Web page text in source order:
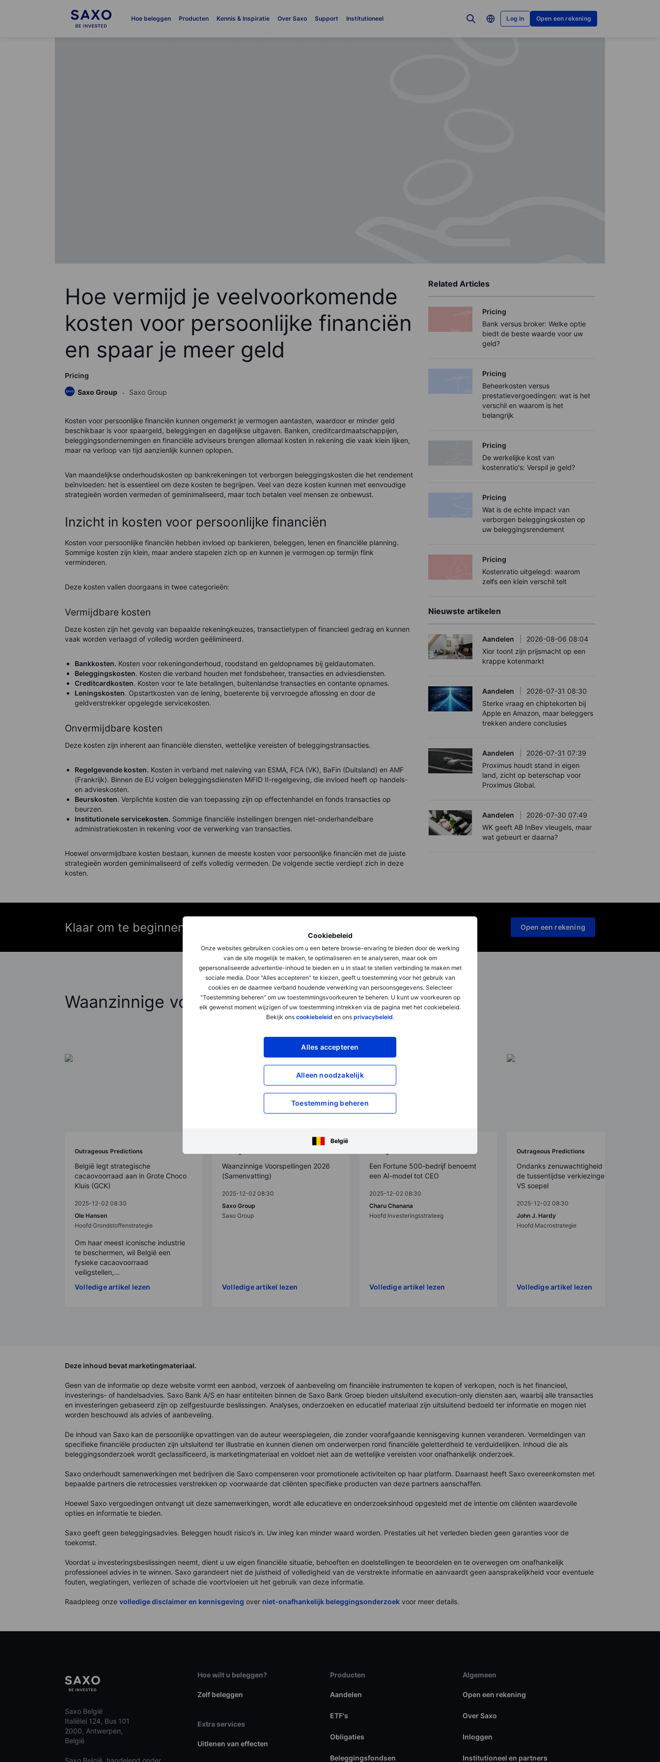
Hoe beleggen Producten Kennis & Inspiratie Over Saxo Support Institutioneel Log in Open een rekening
Cookiebeleid
Onze websites gebruiken cookies om u een betere browse-ervaring te bieden door de werking
van de site mogelijk te maken, te optimaliseren en te analyseren, maar ook om
gepersonaliseerde advertentie-inhoud te bieden en u in staat te stellen verbinding te maken met
sociale media. Door "Alles accepteren" te kiezen, geeft u toestemming voor het gebruik van
cookies en de daarmee verband houdende verwerking van persoonsgegevens. Selecteer
"Toestemming beheren" om uw toestemmingsvoorkeuren te beheren. U kunt uw voorkeuren op
elk gewenst moment wijzigen of uw toestemming intrekken via de pagina met het cookiebeleid.
Bekijk ons cookiebeleid en ons privacybeleid.
Alles accepteren
Alleen noodzakelijk
Toestemming beheren
België
Hoe vermijd je veelvoorkomende
kosten voor persoonlijke financiën
en spaar je meer geld
Pricing
Saxo Group
Saxo Group
Kosten voor persoonlijke financiën kunnen ongemerkt je vermogen aantasten, waardoor er minder geld
beschikbaar is voor spaargeld, beleggingen en dagelijkse uitgaven. Banken, creditcardmaatschappijen,
beleggingsondernemingen en financiële adviseurs brengen allemaal kosten in rekening die vaak klein lijken,
maar na verloop van tijd aanzienlijk kunnen oplopen.
Van maandelijkse onderhoudskosten op bankrekeningen tot verborgen beleggingskosten die het rendement
beïnvloeden: het is essentieel om deze kosten te begrijpen. Veel van deze kosten kunnen met eenvoudige
strategieën worden vermeden of geminimaliseerd, maar toch betalen veel mensen ze onbewust.
Inzicht in kosten voor persoonlijke financiën
Kosten voor persoonlijke financiën hebben invloed op bankieren, beleggen, lenen en financiële planning.
Sommige kosten zijn klein, maar andere stapelen zich op en kunnen je vermogen op termijn flink
verminderen.
Deze kosten vallen doorgaans in twee categorieën:
Vermijdbare kosten
Deze kosten zijn het gevolg van bepaalde rekeningkeuzes, transactietypen of financieel gedrag en kunnen
vaak worden verlaagd of volledig worden geëlimineerd.
Bankkosten. Kosten voor rekeningonderhoud, roodstand en geldopnames bij geldautomaten.
Beleggingskosten. Kosten die verband houden met fondsbeheer, transacties en adviesdiensten.
Creditcardkosten. Kosten voor te late betalingen, buitenlandse transacties en contante opnames.
Leningskosten. Opstartkosten van de lening, boeterente bij vervroegde aflossing en door de
geldverstrekker opgelegde servicekosten.
Onvermijdbare kosten
Deze kosten zijn inherent aan financiële diensten, wettelijke vereisten of beleggingstransacties.
Regelgevende kosten. Kosten in verband met naleving van ESMA, FCA (VK), BaFin (Duitsland) en AMF
(Frankrijk). Binnen de EU volgen beleggingsdiensten MiFID II-regelgeving, die invloed heeft op handels-
en advieskosten.
Beurskosten. Verplichte kosten die van toepassing zijn op effectenhandel en fonds transacties op
beurzen.
Institutionele servicekosten. Sommige financiële instellingen brengen niet-onderhandelbare
administratiekosten in rekening voor de verwerking van transacties.
Hoewel onvermijdbare kosten bestaan, kunnen de meeste kosten voor persoonlijke financiën met de juiste
strategieën worden geminimaliseerd of zelfs volledig vermeden. De volgende sectie verdiept zich in deze
kosten.
Related Articles
Pricing
Bank versus broker: Welke optie
biedt de beste waarde voor uw
geld?
Pricing
Beheerkosten versus
prestatievergoedingen: wat is het
verschil en waarom is het
belangrijk
Pricing
De werkelijke kost van
kostenratio's: Verspil je geld?
Pricing
Wat is de echte impact van
verborgen beleggingskosten op
uw beleggingsrendement
Pricing
Kostenratio uitgelegd: waarom
zelfs een klein verschil telt
Nieuwste artikelen
Aandelen
2026-08-06 08:04
Xior toont zijn prijsmacht op een
krappe kotenmarkt
Aandelen
2026-07-31 08:30
Sterke vraag en chiptekorten bij
Apple en Amazon, maar beleggers
trekken andere conclusies
Aandelen
2026-07-31 07:39
Proximus houdt stand in eigen
land, zicht op beterschap voor
Proximus Global.
Aandelen
2026-07-30 07:49
WK geeft AB InBev vleugels, maar
wat gebeurt er daarna?
Klaar om te beginnen? Open een rekening
Waanzinnige voorspellingen 2026
Outrageous Predictions
België legt strategische
cacaovoorraad aan in Grote Choco
Kluis (GCK)
2025-12-02 08:30
Ole Hansen
Hoofd Grondstoffenstrategie
Om haar meest iconische industrie
te beschermen, wil België een
fysieke cacaovoorraad
veiligstellen,...
Volledige artikel lezen
Waanzinnige Voorspellingen 2026
(Samenvatting)
2025-12-02 08:30
Saxo Group
Saxo Group
Volledige artikel lezen
Een Fortune 500-bedrijf benoemt
een AI-model tot CEO
2025-12-02 08:30
Charu Chanana
Hoofd Investeringsstrateeg
Volledige artikel lezen
Outrageous Predictions
Ondanks zenuwachtigheid verlopen
de tussentijdse verkiezingen in de
VS soepel
2025-12-02 08:30
John J. Hardy
Hoofd Macrostrategie
Volledige artikel lezen
Deze inhoud bevat marketingmateriaal.
Geen van de informatie op deze website vormt een aanbod, verzoek of aanbeveling om financiële instrumenten te kopen of verkopen, noch is het financieel,
investerings- of handelsadvies. Saxo Bank A/S en haar entiteiten binnen de Saxo Bank Groep bieden uitsluitend execution-only diensten aan, waarbij alle transacties
en investeringen gebaseerd zijn op zelfgestuurde beslissingen. Analyses, onderzoeken en educatief materiaal zijn uitsluitend bedoeld ter informatie en mogen niet
worden beschouwd als advies of aanbeveling.
De inhoud van Saxo kan de persoonlijke opvattingen van de auteur weerspiegelen, die zonder voorafgaande kennisgeving kunnen veranderen. Vermeldingen van
specifieke financiële producten zijn uitsluitend ter illustratie en kunnen dienen om onderwerpen rond financiële geletterdheid te verduidelijken. Inhoud die als
beleggingsonderzoek wordt geclassificeerd, is marketingmateriaal en voldoet niet aan de wettelijke vereisten voor onafhankelijk onderzoek.
Saxo onderhoudt samenwerkingen met bedrijven die Saxo compenseren voor promotionele activiteiten op haar platform. Daarnaast heeft Saxo overeenkomsten met
bepaalde partners die retrocessies verstrekken op voorwaarde dat cliënten specifieke producten van deze partners aanschaffen.
Hoewel Saxo vergoedingen ontvangt uit deze samenwerkingen, wordt alle educatieve en onderzoeksinhoud opgesteld met de intentie om cliënten waardevolle
opties en informatie te bieden.
Saxo geeft geen beleggingsadvies. Beleggen houdt risico’s in. Uw inleg kan minder waard worden. Prestaties uit het verleden bieden geen garanties voor de
toekomst.
Voordat u investeringsbeslissingen neemt, dient u uw eigen financiële situatie, behoeften en doelstellingen te beoordelen en te overwegen om onafhankelijk
professioneel advies in te winnen. Saxo garandeert niet de juistheid of volledigheid van de verstrekte informatie en aanvaardt geen aansprakelijkheid voor eventuele
fouten, weglatingen, verliezen of schade die voortvloeien uit het gebruik van deze informatie.
Raadpleeg onze volledige disclaimer en kennisgeving over niet-onafhankelijk beleggingsonderzoek voor meer details.
Saxo België
Italiëlei 124, Bus 101
2000, Antwerpen,
België
Saxo België, handelend onder
Hoe wilt u beleggen?
Zelf beleggen
Extra services
Uitlenen van effecten
Producten
Aandelen
ETF's
Obligaties
Beleggingsfondsen
Algemeen
Open een rekening
Over Saxo
Inloggen
Institutioneel en partners